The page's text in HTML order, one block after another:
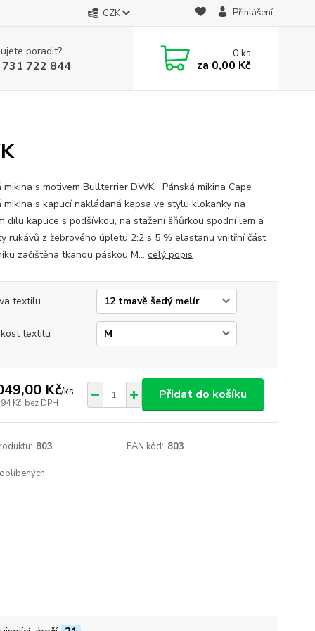
CZK Přihlášení
poradit?
722 844
0ks
za 0,00 Kč
mikina s motivem Bullterrier DWK Pánská mikina Cape
mikina s kapucí nakládaná kapsa ve stylu klokanky na
dílu kapuce s podšívkou, na stažení šňůrkou spodní lem a
rukávů z žebrového úpletu 2:2 s 5 % elastanu vnitřní část
začištěna tkanou páskou M... celý popis
textilu
textilu
Kč/ks
Kč bez DPH
Přidat do košíku
803 EAN kód: 803